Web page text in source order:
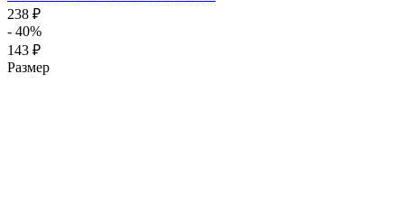
238 ₽
- 40%
143 ₽
Размер